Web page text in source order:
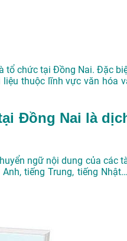
tổ chức tại Đồng Nai. Đặc
thuộc lĩnh vực văn hóa
Đồng Nai là
ngữ nội dung của các
tiếng Trung, tiếng